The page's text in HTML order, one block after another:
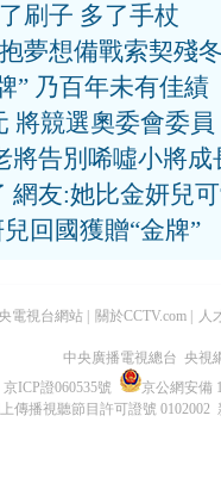
刷子 多了手杖
夢想備戰索契殘
” 乃百年未有佳績
將競選奧委會委員
將告別唏噓小將成
網友:她比金妍兒
回國獲贈“金牌”
電視台網站 關於CCTV.com 人
中央廣播電視總台 央視
京ICP證060535號
京公網安備
傳播視聽節目許可證號 0102002